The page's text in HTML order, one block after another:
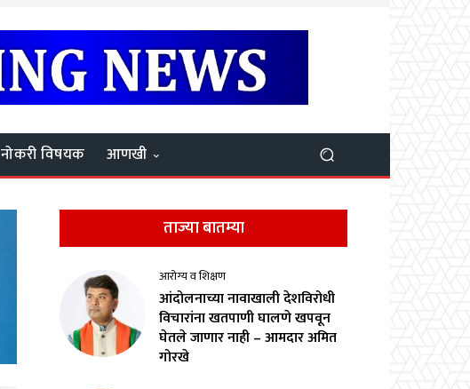
नोकरी विषयक आणखी
ताज्या बातम्या
आरोग्य व शिक्षण
आंदोलनाच्या नावाखाली देशविरोधी
विचारांना खतपाणी घालणे खपवून
घेतले जाणार नाही – आमदार अमित
गोरखे